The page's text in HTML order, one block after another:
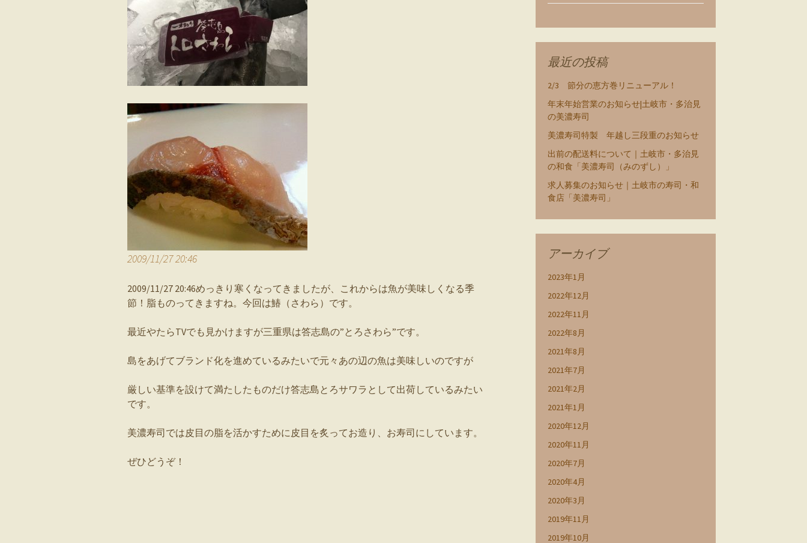
2009/11/27 20:46
2009/11/27 20:46めっきり寒くなってきましたが、これからは魚が美味しくなる季
節！脂ものってきますね。今回は鰆（さわら）です。
最近やたらTVでも見かけますが三重県は答志島の”とろさわら”です。
島をあげてブランド化を進めているみたいで元々あの辺の魚は美味しいのですが
厳しい基準を設けて満たしたものだけ答志島とろサワラとして出荷しているみたい
です。
美濃寿司では皮目の脂を活かすために皮目を炙ってお造り、お寿司にしています。
ぜひどうぞ！
最近の投稿
2/3 節分の恵方巻リニューアル！
年末年始営業のお知らせ|土岐市・多治見
の美濃寿司
美濃寿司特製 年越し三段重のお知らせ
出前の配送料について｜土岐市・多治見
の和食「美濃寿司（みのずし）」
求人募集のお知らせ｜土岐市の寿司・和
食店「美濃寿司」
アーカイブ
2023年1月
2022年12月
2022年11月
2022年8月
2021年8月
2021年7月
2021年2月
2021年1月
2020年12月
2020年11月
2020年7月
2020年4月
2020年3月
2019年11月
2019年10月